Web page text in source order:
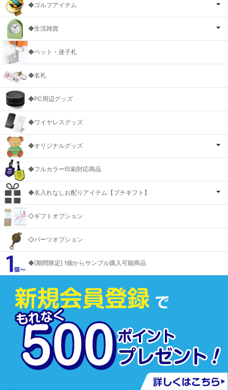
◆ゴルフアイテム
◆生活雑貨
◆ペット・迷子札
◆名札
◆PC周辺グッズ
◆ワイヤレスグッズ
◆オリジナルグッズ
◆フルカラー印刷対応商品
◆名入れなしお配りアイテム【プチギフト】
◇ギフトオプション
◇パーツオプション
◆[期間限定] 1個からサンプル購入可能商品